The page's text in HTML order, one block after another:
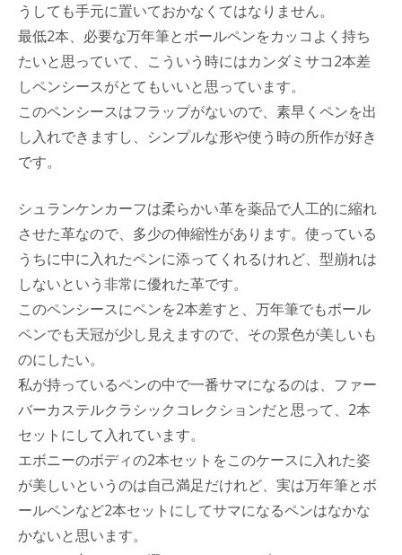
うしても手元に置いておかなくてはなりません。
最低2本、必要な万年筆とボールペンをカッコよく持ち
たいと思っていて、こういう時にはカンダミサコ2本差
しペンシースがとてもいいと思っています。
このペンシースはフラップがないので、素早くペンを出
し入れできますし、シンプルな形や使う時の所作が好き
です。
シュランケンカーフは柔らかい革を薬品で人工的に縮れ
させた革なので、多少の伸縮性があります。使っている
うちに中に入れたペンに添ってくれるけれど、型崩れは
しないという非常に優れた革です。
このペンシースにペンを2本差すと、万年筆でもボール
ペンでも天冠が少し見えますので、その景色が美しいも
のにしたい。
私が持っているペンの中で一番サマになるのは、ファー
バーカステルクラシックコレクションだと思って、2本
セットにして入れています。
エボニーのボディの2本セットをこのケースに入れた姿
が美しいというのは自己満足だけれど、実は万年筆とボ
ールペンなど2本セットにしてサマになるペンはなかな
かないと思います。